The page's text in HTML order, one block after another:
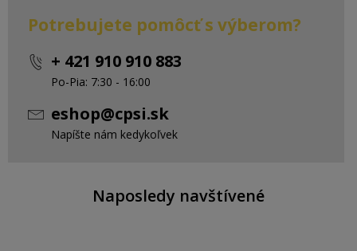
Potrebujete pomôcť s výberom?
+ 421 910 910 883
Po-Pia: 7:30 - 16:00
eshop@cpsi.sk
Napíšte nám kedykoľvek
Naposledy navštívené